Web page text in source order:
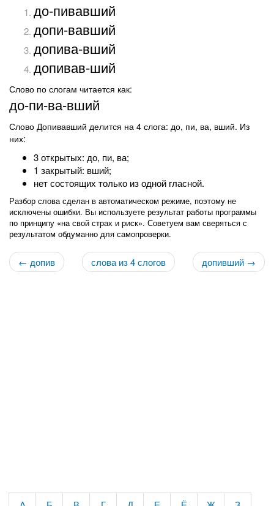
до-пивавший
допи-вавший
допива-вший
допивав-ший
Слово по слогам читается как:
до-пи-ва-вший
Слово Допивавший делится на 4 слога: до, пи, ва, вший. Из
них:
3 открытых: до, пи, ва;
1 закрытый: вший;
нет состоящих только из одной гласной.
Разбор слова сделан в автоматическом режиме, поэтому не
исключены ошибки. Вы используете результат работы программы
по принципу «на свой страх и риск». Советуем вам сверяться с
результатом обдуманно для самопроверки.
← допив допивший →
слова из 4 слогов